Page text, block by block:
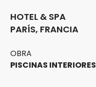
HOTEL & SPA
PARÍS, FRANCIA
OBRA
PISCINAS INTERIORES